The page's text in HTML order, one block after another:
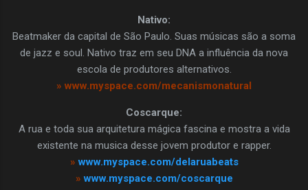
Nativo:
Beatmaker da capital de São Paulo. Suas músicas são a soma
de jazz e soul. Nativo traz em seu DNA a influência da nova
escola de produtores alternativos.
» www.myspace.com/mecanismonatural
Coscarque:
A rua e toda sua arquitetura mágica fascina e mostra a vida
existente na musica desse jovem produtor e rapper.
»www.myspace.com/delaruabeats
»www.myspace.com/coscarque